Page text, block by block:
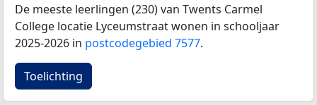
De meeste leerlingen (230) van Twents Carmel
College locatie Lyceumstraat wonen in schooljaar
2025-2026 in postcodegebied 7577.
Toelichting